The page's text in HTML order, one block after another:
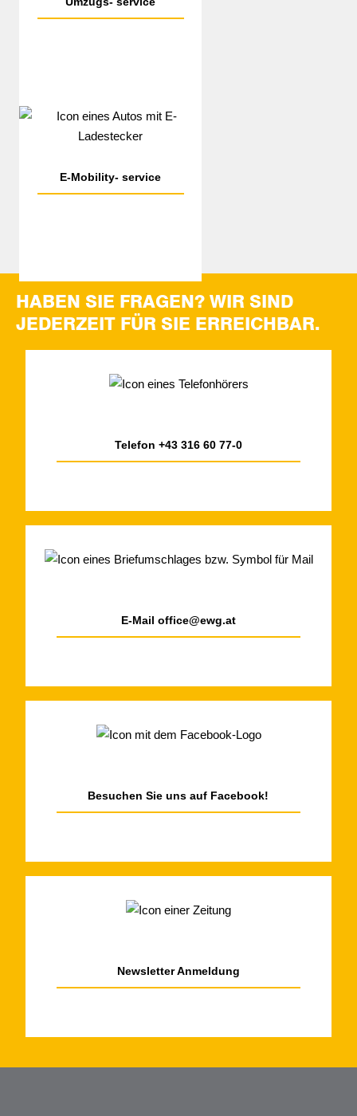
E-Mobility- service
HABEN SIE FRAGEN? WIR SIND
JEDERZEIT FÜR SIE ERREICHBAR.
Telefon +43 316 60 77-0
E-Mail office@ewg.at
Besuchen Sie uns auf Facebook!
NewsletterAnmeldung